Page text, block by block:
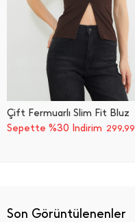
Çift Fermuarlı Slim Fit Bluz
Sepette %30 İndirim 299,99
Son Görüntülenenler